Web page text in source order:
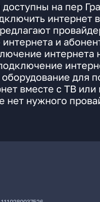
на пер
интернет
и
интернета
для
вместе с ТВ
нет нужного